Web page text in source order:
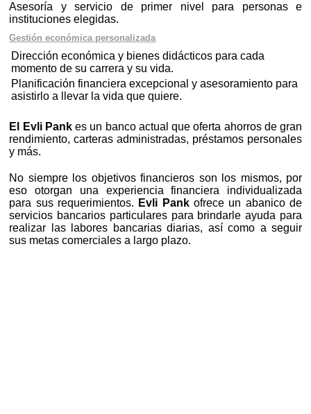
Asesoría y servicio de primer nivel para personas e
instituciones elegidas.
Gestión económica personalizada
Dirección económica y bienes didácticos para cada
momento de su carrera y su vida.
Planificación financiera excepcional y asesoramiento para
asistirlo a llevar la vida que quiere.
El Evli Pankes un banco actual que oferta ahorros de gran
rendimiento, carteras administradas, préstamos personales
y más.
No siempre los objetivos financieros son los mismos, por
eso otorgan una experiencia financiera individualizada
para sus requerimientos. Evli Pankofrece un abanico de
servicios bancarios particulares para brindarle ayuda para
realizar las labores bancarias diarias, así como a seguir
sus metas comerciales a largo plazo.